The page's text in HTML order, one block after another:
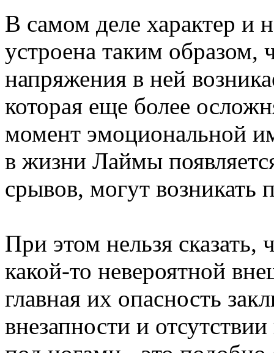
В самом деле характер и
устроена таким образом,
напряжения в ней
которая еще более
момент эмоциональной
в жизни Лаймы
срывов, могут возникать
При этом нельзя сказать,
какой-то невероятной
главная их опасность
внезапности и